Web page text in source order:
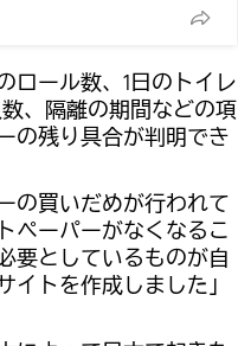
ロール数、1日のトイレ
、隔離の期間などの項
の残り具合が判明でき
の買いだめが行われて
ペーパーがなくなるこ
要としているものが自
トを作成しました」